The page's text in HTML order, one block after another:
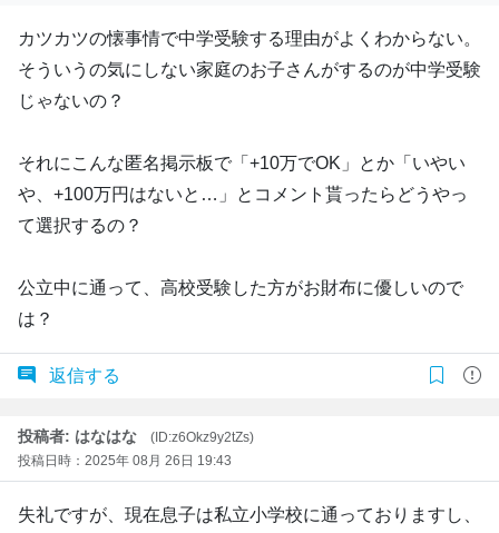
カツカツの懐事情で中学受験する理由がよくわからない。
そういうの気にしない家庭のお子さんがするのが中学受験
じゃないの？
それにこんな匿名掲示板で「+10万でOK」とか「いやい
や、+100万円はないと…」とコメント貰ったらどうやっ
て選択するの？
公立中に通って、高校受験した方がお財布に優しいので
は？
返信する
投稿者: はなはな
(ID:z6Okz9y2tZs)
投稿日時：2025年 08月 26日 19:43
失礼ですが、現在息子は私立小学校に通っておりますし、